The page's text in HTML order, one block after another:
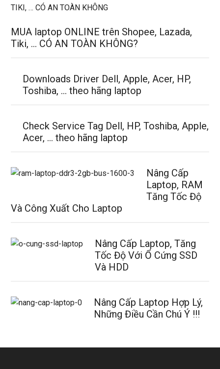
MUA laptop ONLINE trên Shopee, Lazada,
Tiki, … CÓ AN TOÀN KHÔNG?
Downloads Driver Dell, Apple, Acer, HP,
Toshiba, … theo hãng laptop
Check Service Tag Dell, HP, Toshiba, Apple,
Acer, … theo hãng laptop
Nâng Cấp
Laptop, RAM
Tăng Tốc Độ
Và Công Xuất Cho Laptop
Nâng Cấp Laptop, Tăng
Tốc Độ Với Ổ Cứng SSD
Và HDD
Nâng Cấp Laptop Hợp Lý,
Những Điều Cần Chú Ý !!!